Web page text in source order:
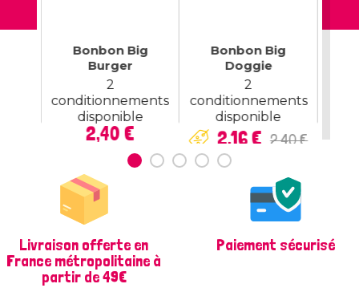
Bonbon Big
Burger
2
conditionnements
disponible
Prix
2,40 €
Bonbon Big
Doggie
2
conditionnements
disponible
Prix
de 2,40 €
Prix
2,16 €
Livraison offerte en
France métropolitaine à
partir de 49€
Paiement sécurisé